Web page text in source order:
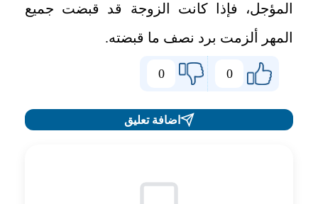
المؤجل، فإذا كانت الزوجة قد قبضت جميع
المهر ألزمت برد نصف ما قبضته.
0
0
اضافة تعليق